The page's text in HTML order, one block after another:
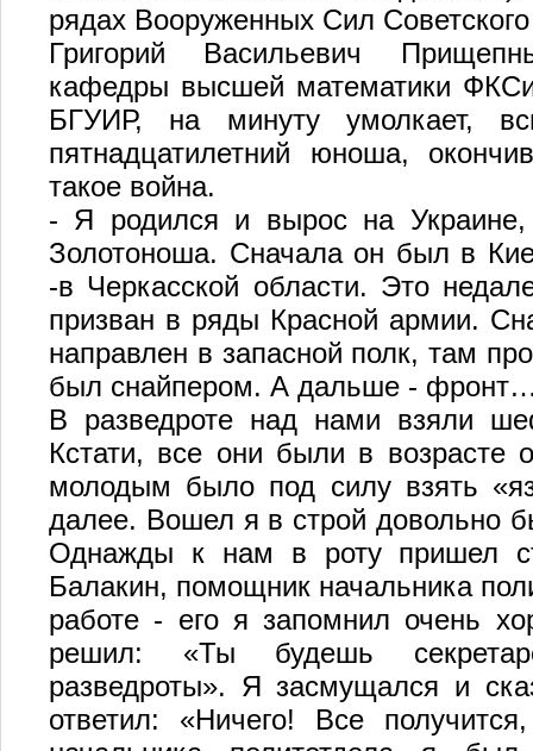
рядах Вооруженных Сил
Григорий Васильевич
кафедры высшей математики
БГУИР, на минуту умолкает,
пятнадцатилетний юноша,
такое война.
- Я родился и вырос на Украине,
Золотоноша. Сначала он был в
-в Черкасской области. Это
призван в ряды Красной армии.
направлен в запасной полк, там
был снайпером. А дальше -
В разведроте над нами взяли
Кстати, все они были в возрасте
молодым было под силу взять
далее. Вошел я в строй довольно
Однажды к нам в роту пришел
Балакин, помощник начальника
работе - его я запомнил очень
решил: «Ты будешь
разведроты». Я засмущался и
ответил: «Ничего! Все